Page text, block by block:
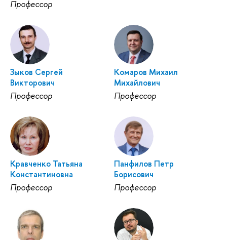
Профессор
Зыков Сергей
Викторович
Профессор
Комаров Михаил
Михайлович
Профессор
Кравченко Татьяна
Константиновна
Профессор
Панфилов Петр
Борисович
Профессор